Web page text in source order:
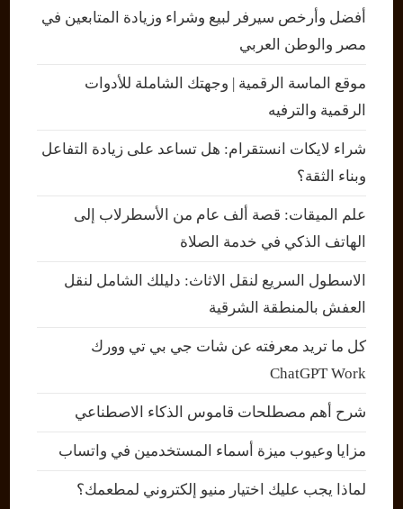
أفضل وأرخص سيرفر لبيع وشراء وزيادة المتابعين في
مصر والوطن العربي
موقع الماسة الرقمية | وجهتك الشاملة للأدوات
الرقمية والترفيه
شراء لايكات انستقرام: هل تساعد على زيادة التفاعل
وبناء الثقة؟
علم الميقات: قصة ألف عام من الأسطرلاب إلى
الهاتف الذكي في خدمة الصلاة
الاسطول السريع لنقل الاثاث: دليلك الشامل لنقل
العفش بالمنطقة الشرقية
كل ما تريد معرفته عن شات جي بي تي وورك
ChatGPT Work
شرح أهم مصطلحات قاموس الذكاء الاصطناعي
مزايا وعيوب ميزة أسماء المستخدمين في واتساب
لماذا يجب عليك اختيار منيو إلكتروني لمطعمك؟